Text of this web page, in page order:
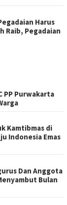
Harus
Raib, Pegadaian
PP Purwakarta
Kamtibmas di
Indonesia Emas
Dan Anggota
Bulan